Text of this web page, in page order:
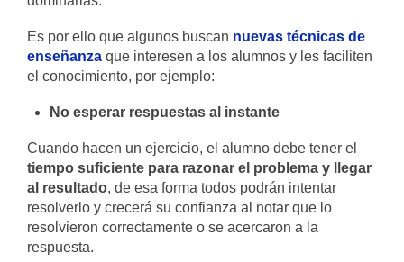
Es por ello que algunos buscan nuevas técnicas de
enseñanza que interesen a los alumnos y les faciliten
el conocimiento, por ejemplo:
No esperar respuestas al instante
Cuando hacen un ejercicio, el alumno debe tener el
tiempo suficiente para razonar el problema y llegar
al resultado, de esa forma todos podrán intentar
resolverlo y crecerá su confianza al notar que lo
resolvieron correctamente o se acercaron a la
respuesta.